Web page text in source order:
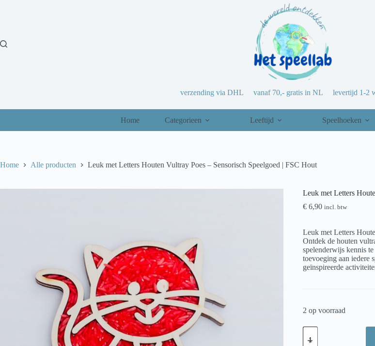
verzending via DHL vanaf 70,- gratis in NL levertijd 1-2
Home Categorieen Leeftijd Speelhoeken
Home Alle producten Leuk met Letters Houten Vultray Poes – Sensorisch Speelgoed | FSC Hout
Leuk met Letters
€6,90 incl. btw
Leuk met Letters
Ontdek de houten
spelenderwijs kennis
toevoeging aan iedere
geïnspireerde
2 op voorraad
Leuk
met